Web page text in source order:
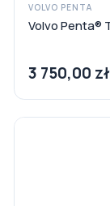
VOLVO PENTA
Volvo Penta®
3 750,00 zł